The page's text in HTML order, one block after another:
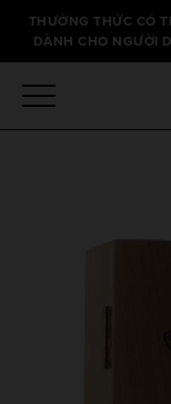
THƯỞNG THỨC CÓ
DÀNH CHO NGƯỜI